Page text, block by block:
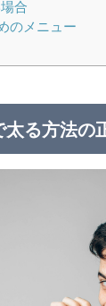
合
のメニュー
る方法の